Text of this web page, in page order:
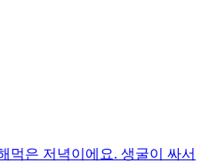
먹은 저녁이에요. 생굴이 싸서